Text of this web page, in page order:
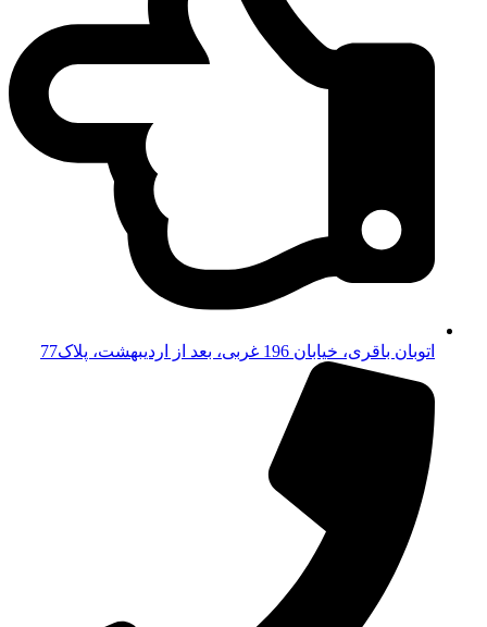
اتوبان باقری، خیابان 196 غربی، بعد از اردیبهشت، پلاک77